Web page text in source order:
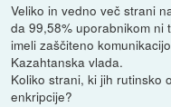
Veliko in vedno več strani
da 99,58% uporabnikom
imeli zaščiteno
Kazahtanska vlada.
Koliko strani, ki jih rutinsko
enkripcije?